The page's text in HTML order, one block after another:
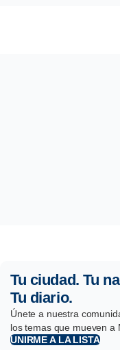
Tu ciudad. Tu
Tu diario.
Únete a nuestra
los temas que mueven a
UNIRME A LA LISTA